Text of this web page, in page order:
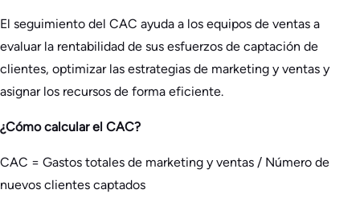
El seguimiento del CAC ayuda a los equipos de ventas a
evaluar la rentabilidad de sus esfuerzos de captación de
clientes, optimizar las estrategias de marketing y ventas y
asignar los recursos de forma eficiente.
¿Cómo calcular el CAC?
CAC = Gastos totales de marketing y ventas / Número de
nuevos clientes captados